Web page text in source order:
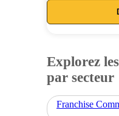
Explorez
par secteur
Franchise